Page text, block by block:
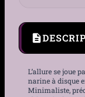
L’allure se joue
narine à disque
Minimaliste,